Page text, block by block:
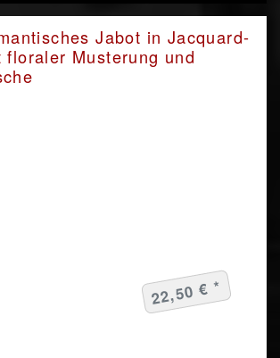
22,50 € *